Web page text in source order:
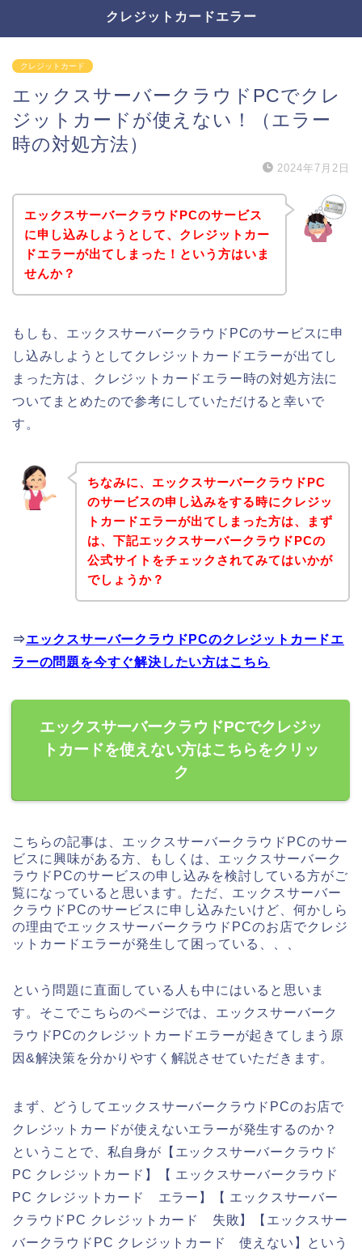
クレジットカードエラー
クレジットカード
エックスサーバークラウドPCでクレ
ジットカードが使えない！（エラー
時の対処方法）
2024年7月2日
エックスサーバークラウドPCのサービス
に申し込みしようとして、クレジットカー
ドエラーが出てしまった！という方はいま
せんか？
もしも、エックスサーバークラウドPCのサービスに申
し込みしようとしてクレジットカードエラーが出てし
まった方は、クレジットカードエラー時の対処方法に
ついてまとめたので参考にしていただけると幸いで
す。
ちなみに、エックスサーバークラウドPC
のサービスの申し込みをする時にクレジッ
トカードエラーが出てしまった方は、まず
は、下記エックスサーバークラウドPCの
公式サイトをチェックされてみてはいかが
でしょうか？
⇒エックスサーバークラウドPCのクレジットカードエ
ラーの問題を今すぐ解決したい方はこちら
エックスサーバークラウドPCでクレジッ
トカードを使えない方はこちらをクリッ
ク
こちらの記事は、エックスサーバークラウドPCのサー
ビスに興味がある方、もしくは、エックスサーバーク
ラウドPCのサービスの申し込みを検討している方がご
覧になっていると思います。ただ、エックスサーバー
クラウドPCのサービスに申し込みたいけど、何かしら
の理由でエックスサーバークラウドPCのお店でクレジ
ットカードエラーが発生して困っている、、、
という問題に直面している人も中にはいると思いま
す。そこでこちらのページでは、エックスサーバーク
ラウドPCのクレジットカードエラーが起きてしまう原
因&解決策を分かりやすく解説させていただきます。
まず、どうしてエックスサーバークラウドPCのお店で
クレジットカードが使えないエラーが発生するのか？
ということで、私自身が【エックスサーバークラウド
PC クレジットカード】【 エックスサーバークラウド
PC クレジットカード エラー】【 エックスサーバー
クラウドPC クレジットカード 失敗】【エックスサー
バークラウドPC クレジットカード 使えない】という